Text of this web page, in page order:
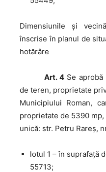
Dimensiunile şi
înscrise în planul de
hotărâre
Art. 4Se aprobă
de teren, proprietate
Municipiului Roman,
proprietate de 5390 mp,
unică: str. Petru Rareș,
lotul 1 – în suprafaţă
55713;